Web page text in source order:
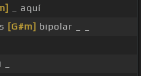
_ aquí
[G#m] bipolar _ _